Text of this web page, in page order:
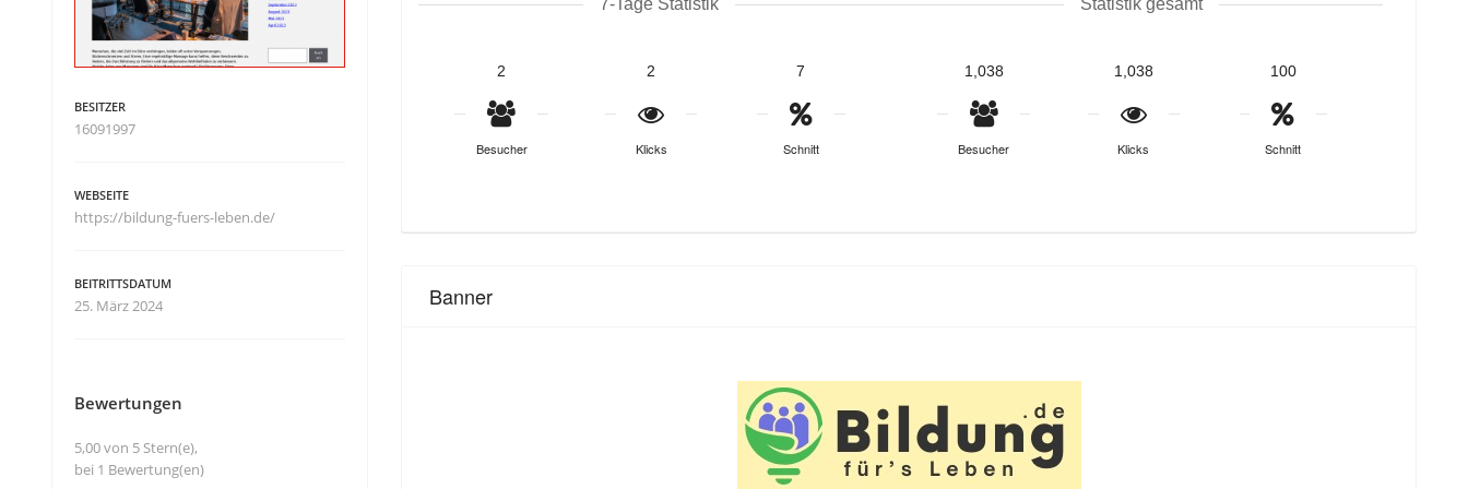
7-Tage Statistik
2
Besucher
2
Klicks
7
Schnitt
Statistik gesamt
1,038
Besucher
1,038
Klicks
100
Schnitt
Banner
BESITZER
16091997
WEBSEITE
https://bildung-fuers-leben.de/
BEITRITTSDATUM
25. März 2024
Bewertungen
5,00 von 5 Stern(e),
bei 1 Bewertung(en)